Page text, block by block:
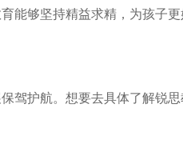
能够坚持精益求精，为孩子
护航。想要去具体了解锐思